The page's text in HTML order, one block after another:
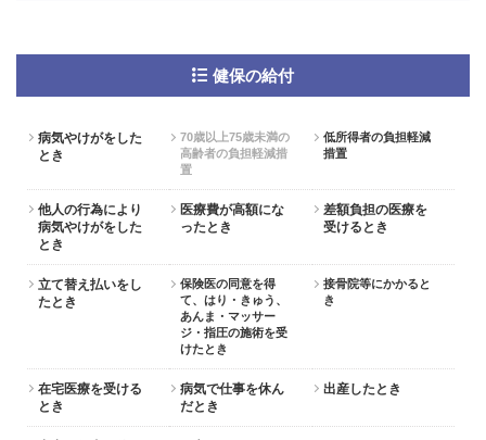
健保の給付
病気やけがをした
とき
70歳以上75歳未満の
高齢者の負担軽減措
置
低所得者の負担軽減
措置
他人の行為により
病気やけがをした
とき
医療費が高額にな
ったとき
差額負担の医療を
受けるとき
立て替え払いをし
たとき
保険医の同意を得
て、はり・きゅう、
あんま・マッサー
ジ・指圧の施術を受
けたとき
接骨院等にかかると
き
在宅医療を受ける
とき
病気で仕事を休ん
だとき
出産したとき